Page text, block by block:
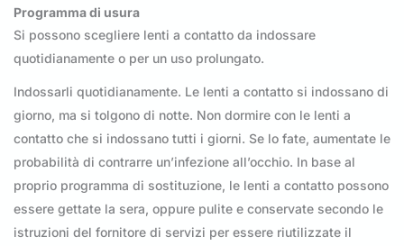
Programma di usura
Si possono scegliere lenti a contatto da indossare
quotidianamente o per un uso prolungato.
Indossarli quotidianamente. Le lenti a contatto si indossano di
giorno, ma si tolgono di notte. Non dormire con le lenti a
contatto che si indossano tutti i giorni. Se lo fate, aumentate le
probabilità di contrarre un’infezione all’occhio. In base al
proprio programma di sostituzione, le lenti a contatto possono
essere gettate la sera, oppure pulite e conservate secondo le
istruzioni del fornitore di servizi per essere riutilizzate il